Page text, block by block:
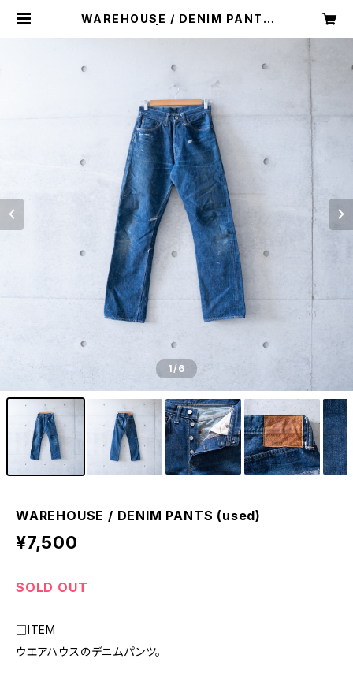
WAREHOUSE / DENIM PANTS
1/6
WAREHOUSE / DENIM PANTS (used)
¥7,500
SOLD OUT
□ITEM
ウエアハウスのデニムパンツ。